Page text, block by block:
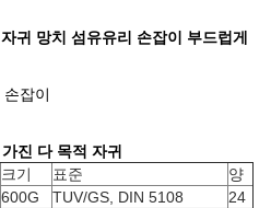
귀 망치 섬유유리 손잡이 부드럽게
잡이
진 다 목적 자귀
크기 표준
양
600G TUV/GS, DIN 5108
24